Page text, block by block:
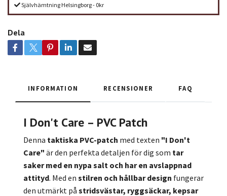
Självhämtning Helsingborg - 0kr
Dela
INFORMATION RECENSIONER FAQ
I Don't Care – PVC Patch
Denna taktiska PVC-patch med texten "I Don't
Care" är den perfekta detaljen för dig som tar
saker med en nypa salt och har en avslappnad
attityd. Med en stilren och hållbar design fungerar
den utmärkt på stridsvästar, ryggsäckar, kepsar